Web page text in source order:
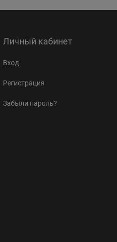
Личный кабинет
Вход
Регистрация
Забыли пароль?